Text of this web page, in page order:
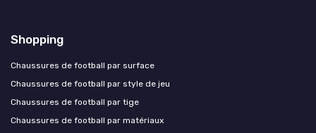
Shopping
Chaussures de football par surface
Chaussures de football par style de jeu
Chaussures de football par tige
Chaussures de football par matériaux